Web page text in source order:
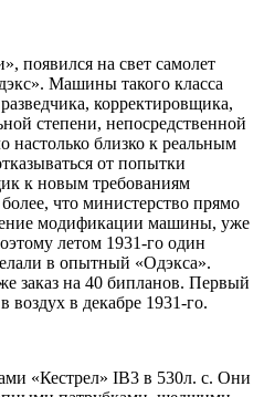
появился на свет самолет
Машины такого класса
корректировщика,
степени, непосредственной
настолько близко к реальным
от попытки
к новым требованиям
что министерство прямо
модификации машины, уже
летом 1931-го один
в опытный «Одэкса».
заказ на 40 бипланов. Первый
в декабре 1931-го.
«Кестрел» IB3 в 530л. с. Они